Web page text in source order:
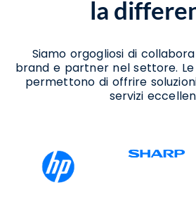
la
Siamo orgogliosi di
brand e partner nel settore.
permettono di offrire
servizi